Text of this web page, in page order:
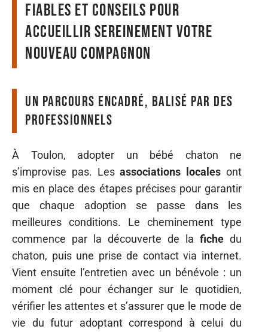
fiables et conseils pour
accueillir sereinement votre
nouveau compagnon
Un parcours encadré, balisé par des
professionnels
À Toulon, adopter un bébé chaton ne
s’improvise pas. Lesassociations locales ont
mis en place des étapes précises pour garantir
que chaque adoption se passe dans les
meilleures conditions. Le cheminement type
commence par la découverte de la fiche du
chaton, puis une prise de contact via internet.
Vient ensuite l’entretien avec un bénévole : un
moment clé pour échanger sur le quotidien,
vérifier les attentes et s’assurer que le mode de
vie du futur adoptant correspond à celui du